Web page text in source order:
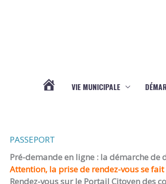
VIE MUNICIPALE
PASSEPORT
Pré-demande en ligne : la démarche
Attention, la prise de rendez-vous se
Rendez-vous sur le Portail Citoyen des